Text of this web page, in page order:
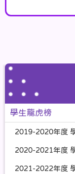
學生龍虎榜
2019-2020年度
2020-2021年度
2021-2022年度